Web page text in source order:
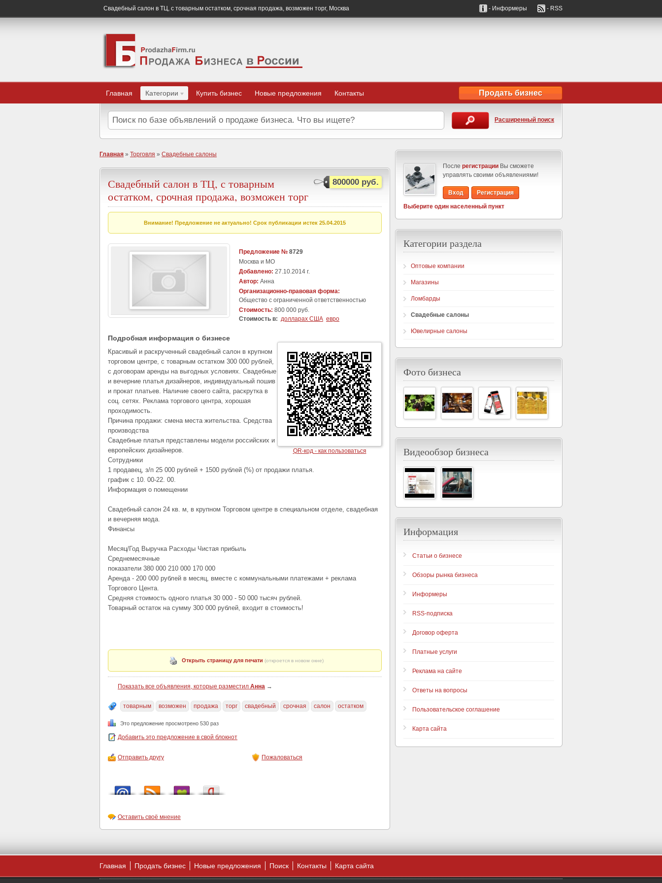
Свадебный салон в ТЦ, с товарным остатком, срочная продажа, возможен торг, Москва - Информеры - RSS
Продать бизнес
Главная Категории Купить бизнес Новые предложения Контакты
Расширенный поиск
Главная » Торговля » Свадебные салоны
800000 руб.
Свадебный салон в ТЦ, с товарным
остатком, срочная продажа, возможен торг
Внимание! Предложение не актуально! Срок публикации истек 25.04.2015
Предложение № 8729
Москва и МО
Добавлено: 27.10.2014 г.
Автор: Анна
Организационно-правовая форма:
Общество с ограниченной ответственностью
Стоимость: 800 000 руб.
Стоимость в: долларах США евро
Подробная информация о бизнесе
QR-код - как пользоваться
Красивый и раскрученный свадебный салон в крупном
торговом центре, с товарным остатком 300 000 рублей,
с договорам аренды на выгодных условиях. Свадебные
и вечерние платья дизайнеров, индивидуальный пошив
и прокат платьев. Наличие своего сайта, раскрутка в
соц. сетях. Реклама торгового центра, хорошая
проходимость.
Причина продажи: смена места жительства. Средства
производства
Свадебные платья представлены модели российских и
европейских дизайнеров.
Сотрудники
1 продавец, з/п 25 000 рублей + 1500 рублей (%) от продажи платья.
график с 10. 00-22. 00.
Информация о помещении
Свадебный салон 24 кв. м, в крупном Торговом центре в специальном отделе, свадебная
и вечерняя мода.
Финансы
Месяц/Год Выручка Расходы Чистая прибыль
Среднемесячные
показатели 380 000 210 000 170 000
Аренда - 200 000 рублей в месяц, вместе с коммунальными платежами + реклама
Торгового Цента.
Средняя стоимость одного платья 30 000 - 50 000 тысяч рублей.
Товарный остаток на сумму 300 000 рублей, входит в стоимость!
Открыть страницу для печати (откроется в новом окне)
Показать все объявления, которые разместил Анна →
товарным возможен продажа торг свадебный срочная салон остатком
Это предложение просмотрено 530 раз
Добавить это предложение в свой блокнот
Отправить другу Пожаловаться
Оставить своё мнение
После регистрации Вы сможете
управлять своими объявлениями!
Вход
Регистрация
Выберите один населенный пункт
Категории раздела
Оптовые компании
Магазины
Ломбарды
Свадебные салоны
Ювелирные салоны
Фото бизнеса
Видеообзор бизнеса
Информация
Статьи о бизнесе
Обзоры рынка бизнеса
Информеры
RSS-подписка
Договор оферта
Платные услуги
Реклама на сайте
Ответы на вопросы
Пользовательское соглашение
Карта сайта
Главная Продать бизнес Новые предложения Поиск Контакты Карта сайта